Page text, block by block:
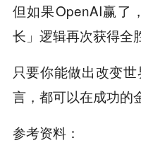
但如果OpenAI赢了
长」逻辑再次获得
只要你能做出改变
言，都可以在成功的
参考资料：